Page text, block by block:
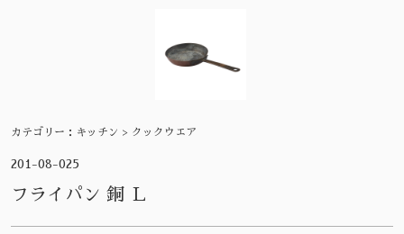
カテゴリー： キッチン > クックウエア
201-08-025
フライパン 銅 Ｌ